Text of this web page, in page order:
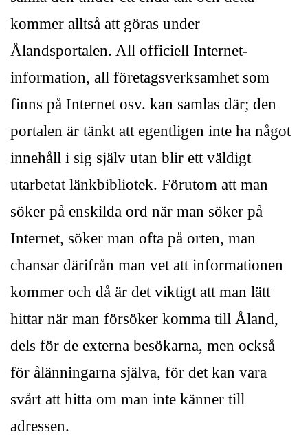
kommer alltså att göras under
Ålandsportalen. All officiell Internet-
information, all företagsverksamhet som
finns på Internet osv. kan samlas där; den
portalen är tänkt att egentligen inte ha något
innehåll i sig själv utan blir ett väldigt
utarbetat länkbibliotek. Förutom att man
söker på enskilda ord när man söker på
Internet, söker man ofta på orten, man
chansar därifrån man vet att informationen
kommer och då är det viktigt att man lätt
hittar när man försöker komma till Åland,
dels för de externa besökarna, men också
för ålänningarna själva, för det kan vara
svårt att hitta om man inte känner till
adressen.